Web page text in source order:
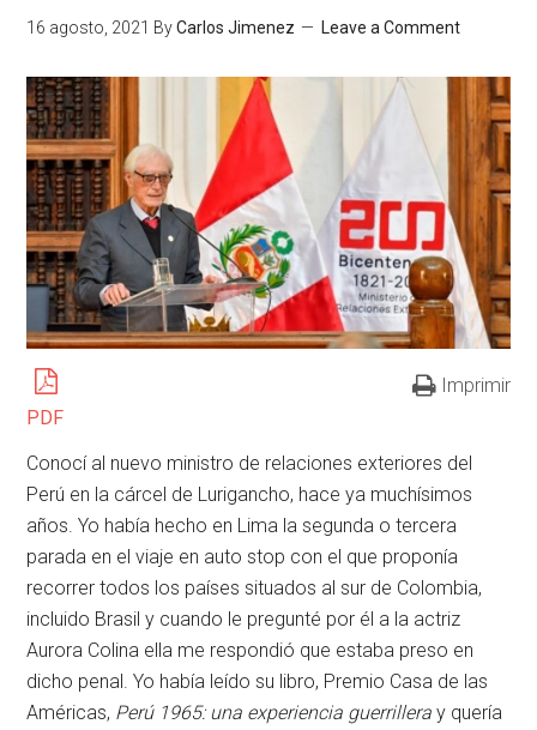
16 agosto, 2021 ByCarlos Jimenez Leave a Comment
PDF
Imprimir
Conocí al nuevo ministro de relaciones exteriores del
Perú en la cárcel de Lurigancho, hace ya muchísimos
años. Yo había hecho en Lima la segunda o tercera
parada en el viaje en auto stop con el que proponía
recorrer todos los países situados al sur de Colombia,
incluido Brasil y cuando le pregunté por él a la actriz
Aurora Colina ella me respondió que estaba preso en
dicho penal. Yo había leído su libro, Premio Casa de las
Américas, Perú 1965: una experiencia guerrillera y quería